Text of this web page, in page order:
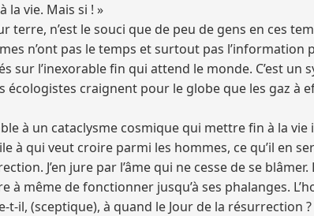
la vie. Mais si ! »
terre, n’est le souci que de peu de gens en ces
n’ont pas le temps et surtout pas l’information
sur l’inexorable fin qui attend le monde. C’est
craignent pour le globe que les gaz à
à un cataclysme cosmique qui mettre fin à la
à qui veut croire parmi les hommes, ce qu’il en
J’en jure par l’âme qui ne cesse de se
à même de fonctionner jusqu’à ses phalanges.
il, (sceptique), à quand le Jour de la résurrection